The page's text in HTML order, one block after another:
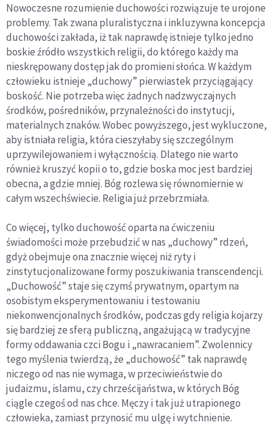
Nowoczesne rozumienie duchowości rozwiązuje te urojone
problemy. Tak zwana pluralistyczna i inkluzywna koncepcja
duchowości zakłada, iż tak naprawdę istnieje tylko jedno
boskie źródło wszystkich religii, do którego każdy ma
nieskrępowany dostęp jak do promieni słońca. W każdym
człowieku istnieje „duchowy” pierwiastek przyciągający
boskość. Nie potrzeba więc żadnych nadzwyczajnych
środków, pośredników, przynależności do instytucji,
materialnych znaków. Wobec powyższego, jest wykluczone,
aby istniała religia, która cieszyłaby się szczególnym
uprzywilejowaniem i wyłącznością. Dlatego nie warto
również kruszyć kopii o to, gdzie boska moc jest bardziej
obecna, a gdzie mniej. Bóg rozlewa się równomiernie w
całym wszechświecie. Religia już przebrzmiała.
Co więcej, tylko duchowość oparta na ćwiczeniu
świadomości może przebudzić w nas „duchowy” rdzeń,
gdyż obejmuje ona znacznie więcej niż ryty i
zinstytucjonalizowane formy poszukiwania transcendencji.
„Duchowość” staje się czymś prywatnym, opartym na
osobistym eksperymentowaniu i testowaniu
niekonwencjonalnych środków, podczas gdy religia kojarzy
się bardziej ze sferą publiczną, angażującą w tradycyjne
formy oddawania czci Bogu i „nawracaniem”. Zwolennicy
tego myślenia twierdzą, że „duchowość” tak naprawdę
niczego od nas nie wymaga, w przeciwieństwie do
judaizmu, islamu, czy chrześcijaństwa, w których Bóg
ciągle czegoś od nas chce. Męczy i tak już utrapionego
człowieka, zamiast przynosić mu ulgę i wytchnienie.